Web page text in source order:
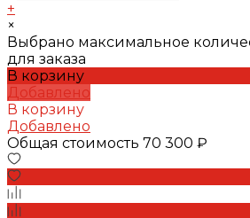
+
×
Выбрано максимальное
для заказа
В корзину
Добавлено
В корзину
Добавлено
Общая стоимость 70 300 ₽